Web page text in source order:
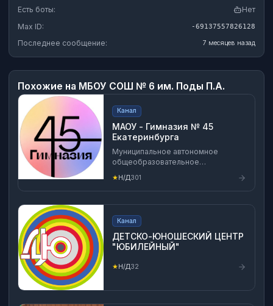
Есть боты:
Нет
Max ID:
-69137557826128
Последнее сообщение: 7 месяцев назад
Похожие на МБОУ СОШ № 6 им. Поды П.А.
Канал
МАОУ - Гимназия № 45
Екатеринбурга
Муниципальное автономное
общеобразовательное
учреждение - Гимназия № 45
★Н/Д301
Канал
ДЕТСКО-ЮНОШЕСКИЙ ЦЕНТР
"ЮБИЛЕЙНЫЙ"
★Н/Д32